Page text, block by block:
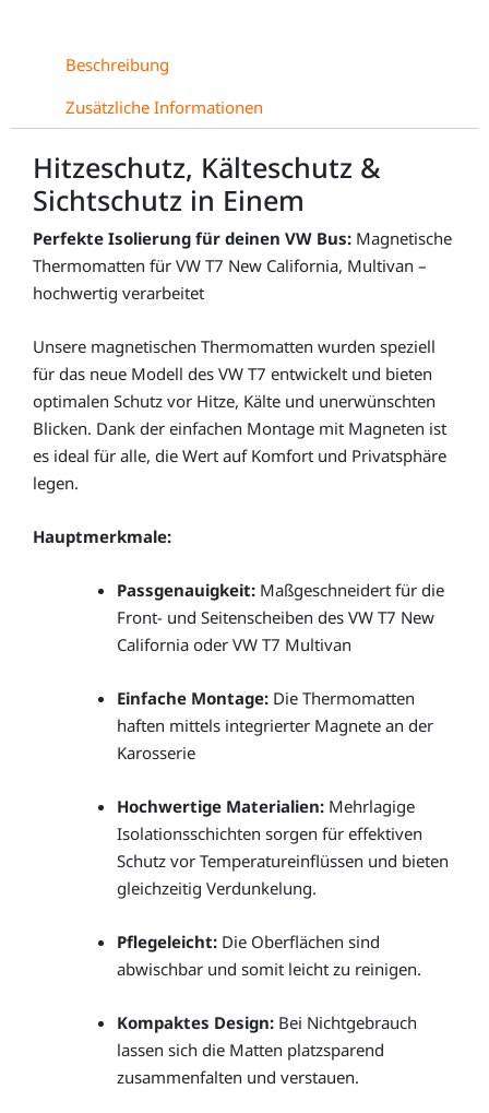
Beschreibung
Zusätzliche Informationen
Hitzeschutz, Kälteschutz &
Sichtschutz in Einem
Perfekte Isolierung für deinen VW Bus: Magnetische
Thermomatten für VW T7 New California, Multivan –
hochwertig verarbeitet
Unsere magnetischen Thermomatten wurden speziell
für das neue Modell des VW T7 entwickelt und bieten
optimalen Schutz vor Hitze, Kälte und unerwünschten
Blicken. Dank der einfachen Montage mit Magneten ist
es ideal für alle, die Wert auf Komfort und Privatsphäre
legen.
Hauptmerkmale:
Passgenauigkeit: Maßgeschneidert für die
Front- und Seitenscheiben des VW T7 New
California oder VW T7 Multivan
Einfache Montage: Die Thermomatten
haften mittels integrierter Magnete an der
Karosserie
Hochwertige Materialien: Mehrlagige
Isolationsschichten sorgen für effektiven
Schutz vor Temperatureinflüssen und bieten
gleichzeitig Verdunkelung.
Pflegeleicht: Die Oberflächen sind
abwischbar und somit leicht zu reinigen.
Kompaktes Design: Bei Nichtgebrauch
lassen sich die Matten platzsparend
zusammenfalten und verstauen.